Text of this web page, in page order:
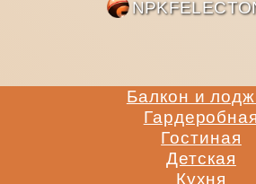
Балкон и
Гардеробная
Гостиная
Детская
Кухня